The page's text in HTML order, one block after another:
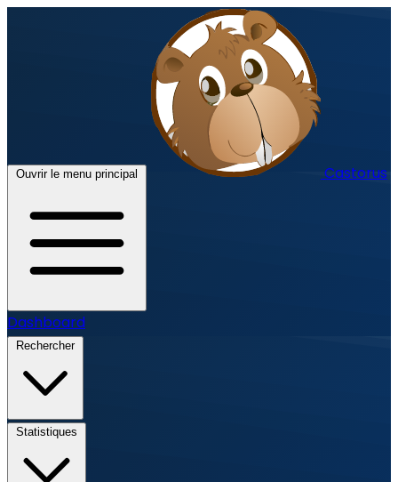
Ouvrir le menu principal Castorus
Dashboard
Rechercher
Statistiques